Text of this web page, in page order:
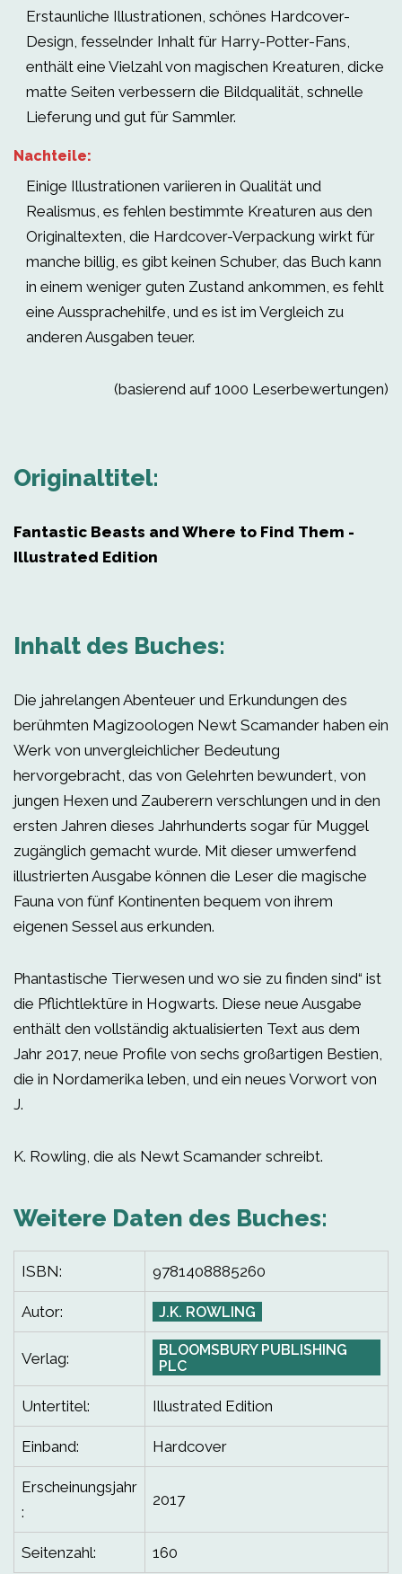
Erstaunliche Illustrationen, schönes Hardcover-
Design, fesselnder Inhalt für Harry-Potter-Fans,
enthält eine Vielzahl von magischen Kreaturen, dicke
matte Seiten verbessern die Bildqualität, schnelle
Lieferung und gut für Sammler.
Nachteile:
Einige Illustrationen variieren in Qualität und
Realismus, es fehlen bestimmte Kreaturen aus den
Originaltexten, die Hardcover-Verpackung wirkt für
manche billig, es gibt keinen Schuber, das Buch kann
in einem weniger guten Zustand ankommen, es fehlt
eine Aussprachehilfe, und es ist im Vergleich zu
anderen Ausgaben teuer.
(basierend auf 1000 Leserbewertungen)
Originaltitel:
Fantastic Beasts and Where to Find Them -
Illustrated Edition
Inhalt des Buches:
Die jahrelangen Abenteuer und Erkundungen des
berühmten Magizoologen Newt Scamander haben ein
Werk von unvergleichlicher Bedeutung
hervorgebracht, das von Gelehrten bewundert, von
jungen Hexen und Zauberern verschlungen und in den
ersten Jahren dieses Jahrhunderts sogar für Muggel
zugänglich gemacht wurde. Mit dieser umwerfend
illustrierten Ausgabe können die Leser die magische
Fauna von fünf Kontinenten bequem von ihrem
eigenen Sessel aus erkunden.
Phantastische Tierwesen und wo sie zu finden sind“ ist
die Pflichtlektüre in Hogwarts. Diese neue Ausgabe
enthält den vollständig aktualisierten Text aus dem
Jahr 2017, neue Profile von sechs großartigen Bestien,
die in Nordamerika leben, und ein neues Vorwort von
J.
K. Rowling, die als Newt Scamander schreibt.
Weitere Daten des Buches:
ISBN: 9781408885260
Autor: J.K. ROWLING
Verlag:
BLOOMSBURY PUBLISHING
PLC
Untertitel: Illustrated Edition
Einband: Hardcover
Erscheinungsjahr
:
2017
Seitenzahl: 160